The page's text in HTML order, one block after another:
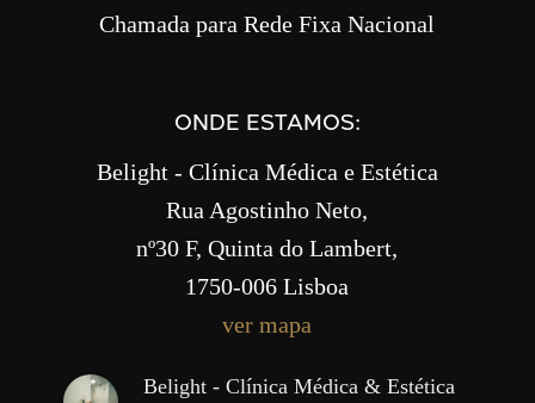
Chamada para Rede Fixa Nacional
ONDE ESTAMOS:
Belight - Clínica Médica e Estética
Rua Agostinho Neto,
nº30 F, Quinta do Lambert,
1750-006 Lisboa
ver mapa
Belight - Clínica Médica & Estética